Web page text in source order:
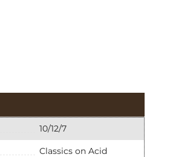
10/12/7
Classics on Acid